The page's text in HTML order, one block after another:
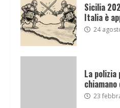
Sicilia
Italia è
24
La
23